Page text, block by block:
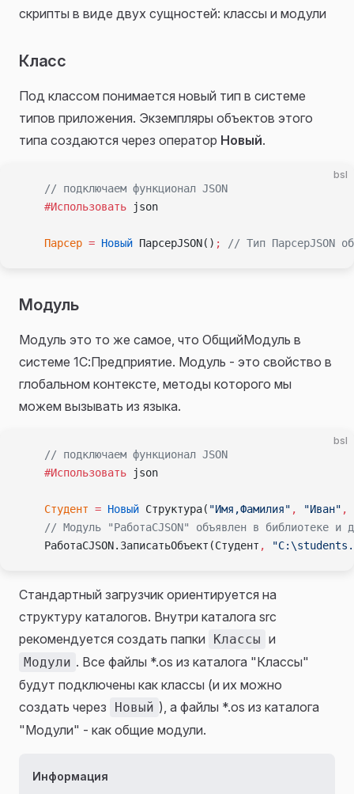
скрипты в виде двух сущностей: классы и модули
Класс
Под классом понимается новый тип в системе
типов приложения. Экземпляры объектов этого
типа создаются через оператор Новый.
bsl
    // подключаем функционал JSON
    #Использовать
json
    Парсер
= Новый ПарсерJSON() ; // Тип ПарсерJSON
Модуль
Модуль это то же самое, что ОбщийМодуль в
системе 1С:Предприятие. Модуль - это свойство в
глобальном контексте, методы которого мы
можем вызывать из языка.
bsl
    // подключаем функционал JSON
    #Использовать
json
    Студент
= Новый Структура( "Имя,Фамилия" , "Иван" ,
// Модуль "РаботаСJSON" объявлен в библиотеке и
    РаботаСJSON.ЗаписатьОбъект(Студент
,
Стандартный загрузчик ориентируется на
структуру каталогов. Внутри каталога src
рекомендуется создать папки
Классы и
Модули . Все файлы *.os из каталога "Классы"
будут подключены как классы (и их можно
создать через
Новый ), а файлы *.os из каталога
"Модули" - как общие модули.
Информация